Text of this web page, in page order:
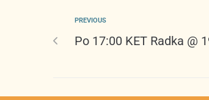
PREVIOUS
Po 17:00 KET Radka @